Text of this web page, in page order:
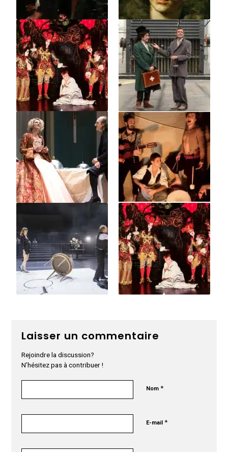
Laisser un commentaire
Rejoindre la discussion?
N’hésitez pas à contribuer !
Nom*
E-mail*